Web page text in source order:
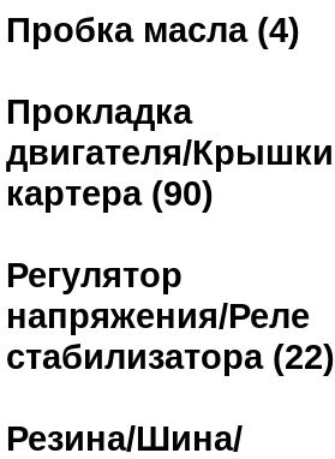
Пробка масла (4)
Прокладка
двигателя/Крышки
картера (90)
Регулятор
напряжения/Реле
стабилизатора (22)
Резина/Шина/